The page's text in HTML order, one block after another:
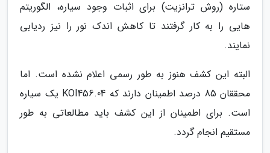
ستاره (روش ترانزیت) برای اثبات وجود سیاره، الگوریتم
هایی را به کار گرفتند تا کاهش اندک نور را نیز ردیابی
نمایند.
البته این کشف هنوز به طور رسمی اعلام نشده است. اما
محققان 85 درصد اطمینان دارند که KOI456.04 یک سیاره
است. برای اطمینان از این کشف باید مطالعاتی به طور
مستقیم انجام گردد.